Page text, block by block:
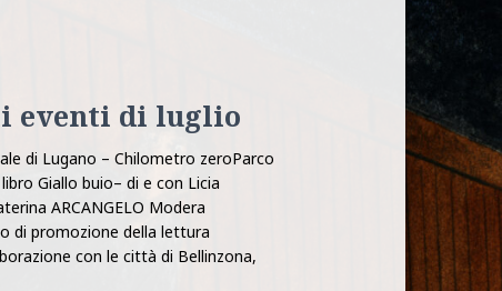
eventi di luglio
di Lugano – Chilometro zeroParco
Giallo buio– di e con Licia
ARCANGELO Modera
di promozione della lettura
con le città di Bellinzona,